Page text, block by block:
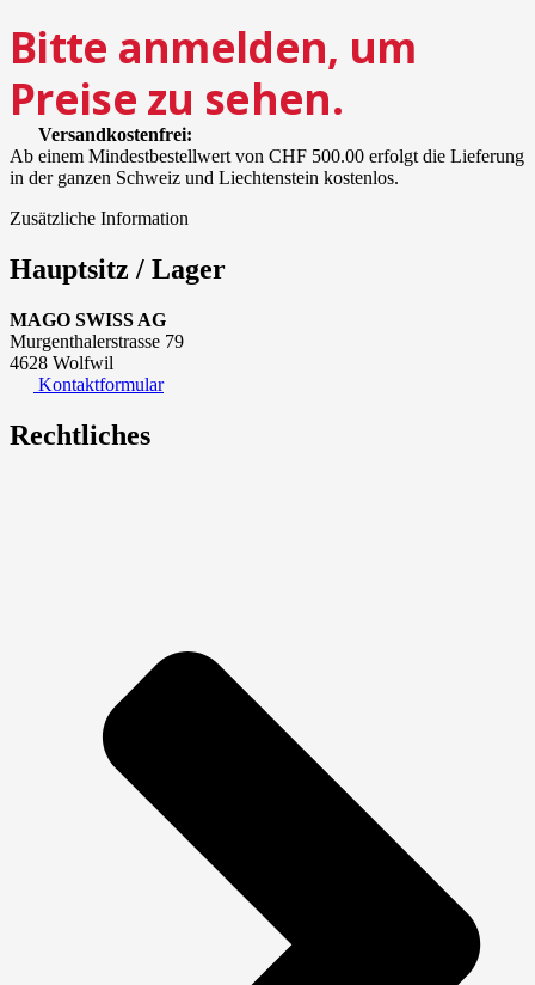
Bitte anmelden, um
Preise zu sehen.
Versandkostenfrei:
Ab einem Mindestbestellwert von CHF 500.00 erfolgt die Lieferung
in der ganzen Schweiz und Liechtenstein kostenlos.
Zusätzliche Information
Hauptsitz / Lager
MAGO SWISS AG
Murgenthalerstrasse 79
4628 Wolfwil
Kontaktformular
Rechtliches